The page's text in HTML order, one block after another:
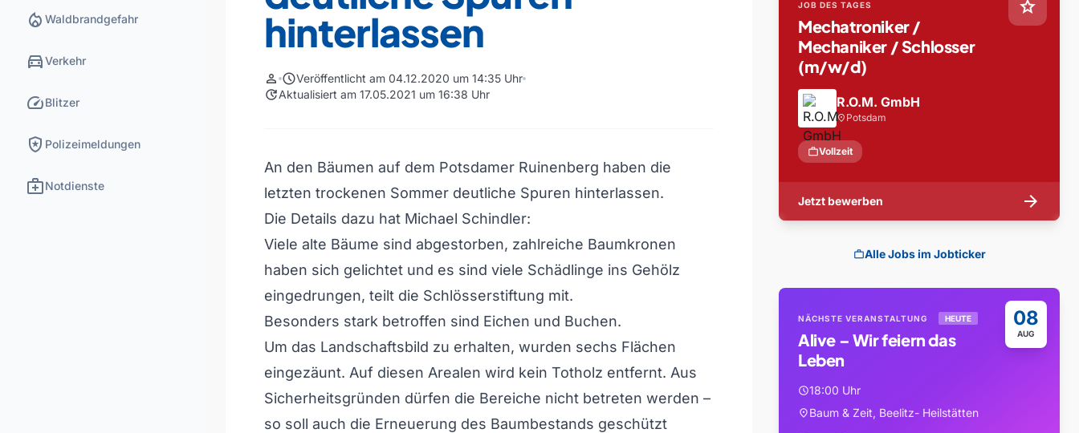
local_fire_department Waldbrandgefahr
directions_carVerkehr
speedBlitzer
local_police Polizeimeldungen
medical_servicesNotdienste
hinterlassen
person scheduleVeröffentlicht am 04.12.2020 um 14:35 Uhr
updateAktualisiert am 17.05.2021 um 16:38 Uhr
An den Bäumen auf dem Potsdamer Ruinenberg haben die
letzten trockenen Sommer deutliche Spuren hinterlassen.
Die Details dazu hat Michael Schindler:
Viele alte Bäume sind abgestorben, zahlreiche Baumkronen
haben sich gelichtet und es sind viele Schädlinge ins Gehölz
eingedrungen, teilt die Schlösserstiftung mit.
Besonders stark betroffen sind Eichen und Buchen.
Um das Landschaftsbild zu erhalten, wurden sechs Flächen
eingezäunt. Auf diesen Arealen wird kein Totholz entfernt. Aus
Sicherheitsgründen dürfen die Bereiche nicht betreten werden –
so soll auch die Erneuerung des Baumbestands geschützt
star
JOB DES TAGES
Mechatroniker /
Mechaniker / Schlosser
(m/w/d)
R.O.M. GmbH
location_on Potsdam
workVollzeit
Jetzt bewerben arrow_forward
workAlle Jobs im Jobticker
08
AUG
NÄCHSTE VERANSTALTUNG HEUTE
Alive – Wir feiern das
Leben
schedule18:00 Uhr
location_onBaum & Zeit, Beelitz- Heilstätten